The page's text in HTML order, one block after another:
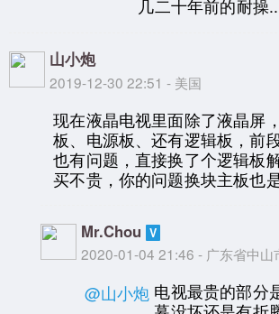
几二十年前的耐操..
山小炮
2019-12-30 22:51 - 美国
现在液晶电视里面除了液晶屏
板、电源板、还有逻辑板，前
也有问题，直接换了个逻辑板
买不贵，你的问题换块主板也是
Mr.Chou
2020-01-04 21:46 - 广东省中山
@山小炮 电视最贵的部分